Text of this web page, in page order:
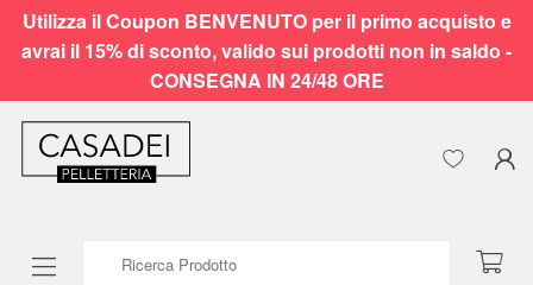
Utilizza il Coupon BENVENUTO per il primo acquisto e
avrai il 15% di sconto, valido sui prodotti non in saldo -
CONSEGNA IN 24/48 ORE